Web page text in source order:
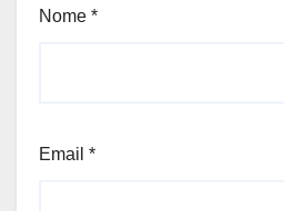
Nome *
Email *